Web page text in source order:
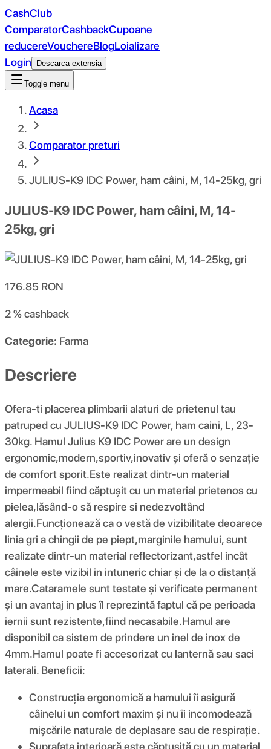
CashClub
ComparatorCashbackCupoane
reducereVouchereBlogLoializare
Login
Descarca extensia
Toggle menu
Acasa
Comparator preturi
JULIUS-K9 IDC Power, ham câini, M, 14-25kg, gri
JULIUS-K9 IDC Power, ham câini, M, 14-
25kg, gri
176.85 RON
2 %cashback
Categorie: Farma
Descriere
Ofera-ti placerea plimbarii alaturi de prietenul tau
patruped cu JULIUS-K9 IDC Power, ham caini, L, 23-
30kg. Hamul Julius K9 IDC Power are un design
ergonomic,modern,sportiv,inovativ și oferă o senzație
de comfort sporit.Este realizat dintr-un material
impermeabil fiind căptușit cu un material prietenos cu
pielea,lăsând-o să respire si nedezvoltând
alergii.Funcționează ca o vestă de vizibilitate deoarece
linia gri a chingii de pe piept,marginile hamului, sunt
realizate dintr-un material reflectorizant,astfel incât
câinele este vizibil in intuneric chiar și de la o distanță
mare.Cataramele sunt testate și verificate permanent
și un avantaj in plus îl reprezintă faptul că pe perioada
iernii sunt rezistente,fiind necasabile.Hamul are
disponibil ca sistem de prindere un inel de inox de
4mm.Hamul poate fi accesorizat cu lanternă sau saci
laterali. Beneficii:
Construcția ergonomică a hamului îi asigură
câinelui un comfort maxim și nu îi incomodează
mișcările naturale de deplasare sau de respirație.
Suprafața interioară este căptușită cu un material